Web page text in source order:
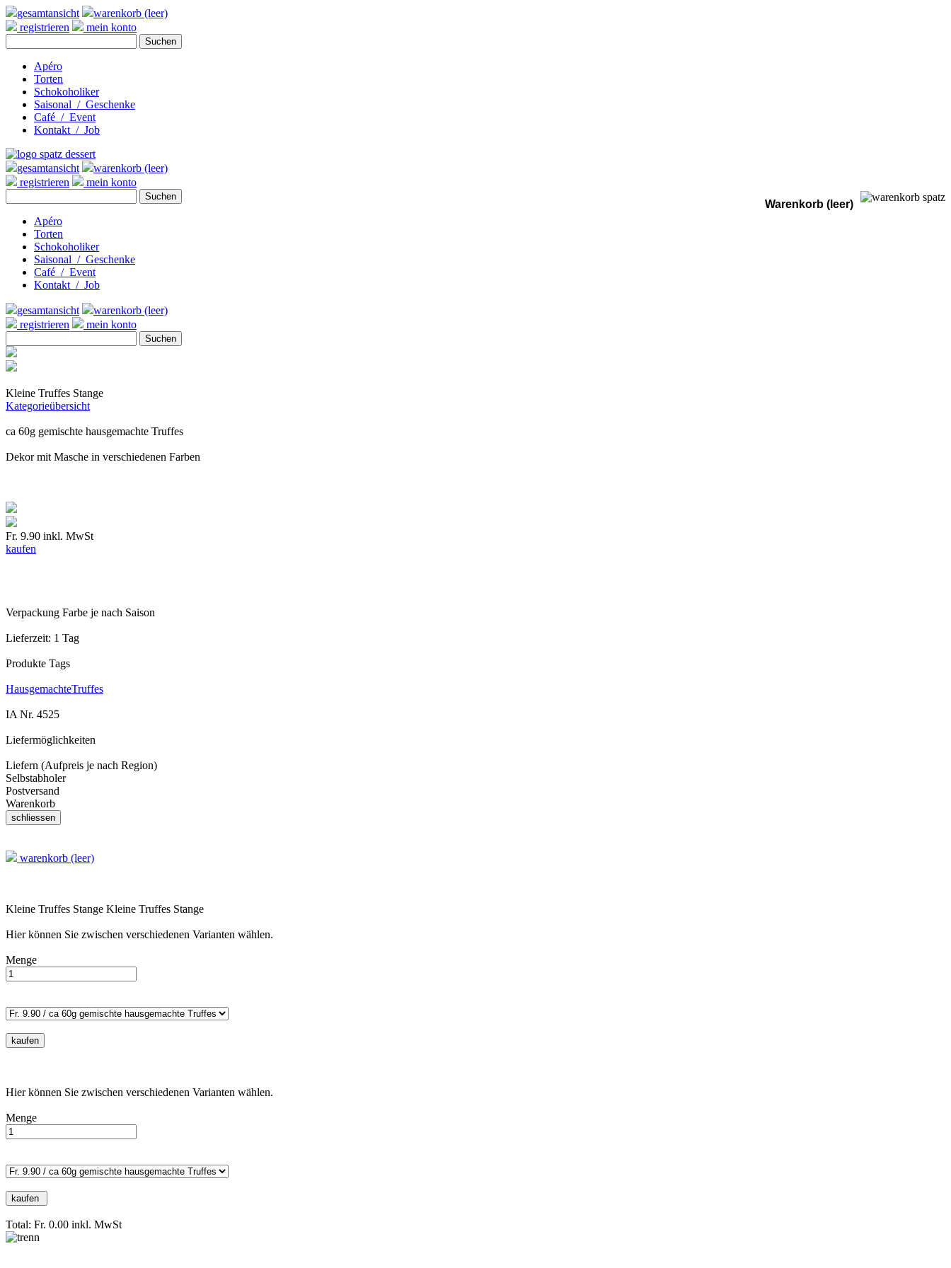
gesamtansicht
warenkorb (leer)
registrieren
mein konto
Apéro
Torten
Schokoholiker
Saisonal / Geschenke
Café / Event
Kontakt / Job
Warenkorb (leer)
gesamtansicht
warenkorb (leer)
registrieren
mein konto
Apéro
Torten
Schokoholiker
Saisonal / Geschenke
Café / Event
Kontakt / Job
gesamtansicht
warenkorb (leer)
registrieren
mein konto
Kleine Truffes Stange
Kategorieübersicht
ca 60g gemischte hausgemachte Truffes
Dekor mit Masche in verschiedenen Farben
Fr. 9.90 inkl. MwSt
kaufen
Verpackung Farbe je nach Saison
Lieferzeit: 1 Tag
Produkte Tags
HausgemachteTruffes
IA Nr. 4525
Liefermöglichkeiten
Liefern (Aufpreis je nach Region)
Selbstabholer
Postversand
Warenkorb
warenkorb (leer)
Kleine Truffes Stange Kleine Truffes Stange
Hier können Sie zwischen verschiedenen Varianten wählen.
Menge
Hier können Sie zwischen verschiedenen Varianten wählen.
Menge
Total: Fr. 0.00 inkl. MwSt